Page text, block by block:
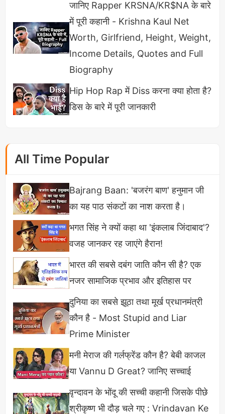
बेंचमार्क Developersका यह मानना है की एक User के पास
अच्छाPerformance
इसी लिएAntutu जरूरी है।
Antutu/Benchmark Score काम कैसे
करता है
बेंचमार्क्स टेस्टिंग में बहुत सारे समूह या स्क्रिप्ट्स होते हैं जिन्हें
सेट किया जाता हैं जो की अलग - अलग होकर आपके डिवाइस में
Activeहोते हैं उसके बाद हर एकHardwareऔर
Activateकरते हैं औरActivationकी
प्रोसेस तब तक चलती रहती है जब तक उस Specific
जानिए Rapper KRSNA/KR$NA के बारे
में पूरी कहानी - Krishna Kaul Net
Worth, Girlfriend, Height, Weight,
Income Details, Quotes and Full
Biography
Hip Hop Rap में Diss करना क्या होता है?
डिस के बारे में पूरी जानकारी
All Time Popular
Bajrang Baan: 'बजरंग बाण' हनुमान जी
का यह पाठ संकटों का नाश करता है।
भगत सिंह ने क्यों कहा था 'इंकलाब जिंदाबाद'?
वजह जानकर रह जाएंगे हैरान!
भारत की सबसे दबंग जाति कौन सी है? एक
नजर सामाजिक प्रभाव और इतिहास पर
दुनिया का सबसे झूठा तथा मूर्ख प्रधानमंत्री
कौन है - Most Stupid and Liar
Prime Minister
मनी मेराज की गर्लफ्रेंड कौन है? बेबी काजल
या Vannu D Great? जानिए सच्चाई
वृन्दावन के भोंदू की सच्ची कहानी जिसके पीछे
श्रीकृष्ण भी दौड़ चले गए : Vrindavan Ke